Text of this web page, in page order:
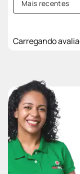
Mais recentes
Carregando